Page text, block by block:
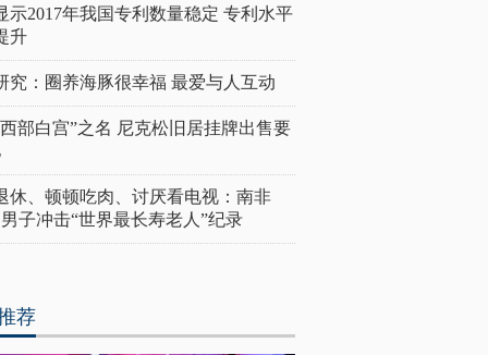
示2017年我国专利数量稳定 专利水平
升
究：圈养海豚很幸福 最爱与人互动
部白宫”之名 尼克松旧居挂牌出售要
休、顿顿吃肉、讨厌看电视：南非
子冲击“世界最长寿老人”纪录
荐